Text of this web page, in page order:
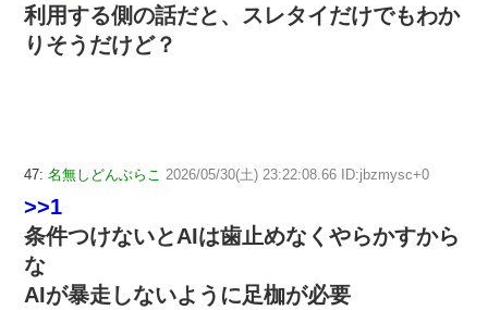
利用する側の話だと、スレタイだけでもわか
りそうだけど？
47: 名無しどんぶらこ 2026/05/30(土) 23:22:08.66 ID:jbzmysc+0
>>1
条件つけないとAIは歯止めなくやらかすから
な
AIが暴走しないように足枷が必要